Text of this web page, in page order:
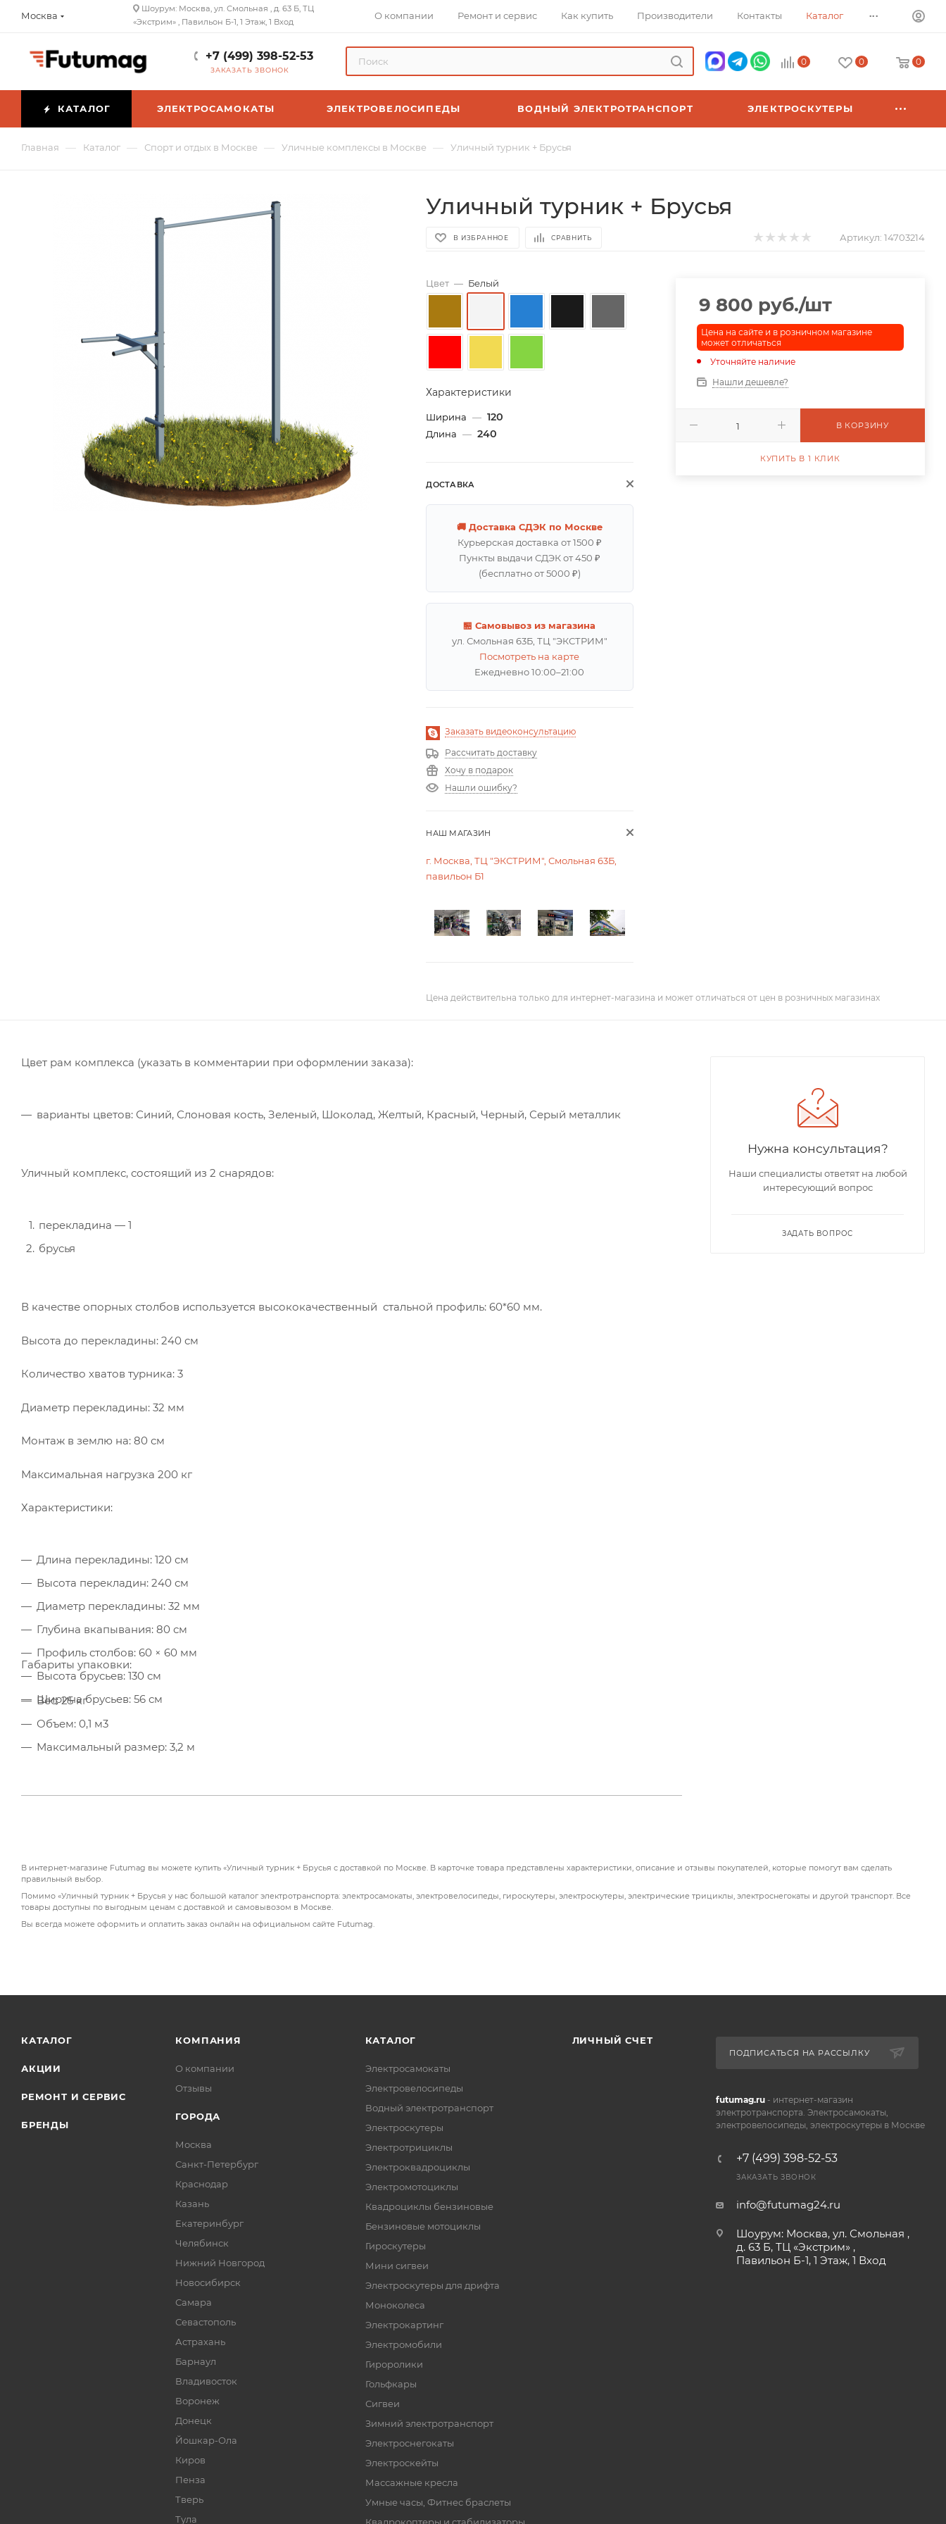
Москва
Шоурум: Москва, ул. Смольная , д. 63 Б, ТЦ
«Экстрим» , Павильон Б-1, 1 Этаж, 1 Вход
О компании Ремонт и сервис Как купить Производители Контакты Каталог ...
+7 (499) 398-52-53
ЗАКАЗАТЬ ЗВОНОК
0 0 0
КАТАЛОГ ЭЛЕКТРОСАМОКАТЫ ЭЛЕКТРОВЕЛОСИПЕДЫ ВОДНЫЙ ЭЛЕКТРОТРАНСПОРТ ЭЛЕКТРОСКУТЕРЫ
Главная — Каталог — Спорт и отдых в Москве — Уличные комплексы в Москве — Уличный турник + Брусья
Уличный турник + Брусья
В ИЗБРАННОЕ СРАВНИТЬ Артикул: 14703214
Цвет — Белый
Характеристики
Ширина — 120
Длина — 240
ДОСТАВКА
🚚 Доставка СДЭК по Москве
Курьерская доставка от 1500 ₽
Пункты выдачи СДЭК от 450 ₽
(бесплатно от 5000 ₽)
🏪 Самовывоз из магазина
ул. Смольная 63Б, ТЦ "ЭКСТРИМ"
Посмотреть на карте
Ежедневно 10:00–21:00
Заказать видеоконсультацию
Рассчитать доставку
Хочу в подарок
Нашли ошибку?
НАШ МАГАЗИН
г. Москва, ТЦ "ЭКСТРИМ", Смольная 63Б,
павильон Б1
9 800 руб./шт
Цена на сайте и в розничном магазине
может отличаться
Уточняйте наличие
Нашли дешевле?
В КОРЗИНУ
КУПИТЬ В 1 КЛИК
Цена действительна только для интернет-магазина и может отличаться от цен в розничных магазинах
Цвет рам комплекса (указать в комментарии при оформлении заказа):
варианты цветов: Синий, Слоновая кость, Зеленый, Шоколад, Желтый, Красный, Черный, Серый металлик
Уличный комплекс, состоящий из 2 снарядов:
перекладина — 1
брусья
В качестве опорных столбов используется высококачественный стальной профиль: 60*60 мм.
Высота до перекладины: 240 см
Количество хватов турника: 3
Диаметр перекладины: 32 мм
Монтаж в землю на: 80 см
Максимальная нагрузка 200 кг
Характеристики:
Длина перекладины: 120 см
Высота перекладин: 240 см
Диаметр перекладины: 32 мм
Глубина вкапывания: 80 см
Профиль столбов: 60 × 60 мм
Высота брусьев: 130 см
Ширина брусьев: 56 см
Габариты упаковки:
Вес: 25 кг
Объем: 0,1 м3
Максимальный размер: 3,2 м
Нужна консультация?
Наши специалисты ответят на любой
интересующий вопрос
ЗАДАТЬ ВОПРОС
В интернет-магазине Futumag вы можете купить «Уличный турник + Брусья с доставкой по Москве. В карточке товара представлены характеристики, описание и отзывы покупателей, которые помогут вам сделать
правильный выбор.
Помимо «Уличный турник + Брусья у нас большой каталог электротранспорта: электросамокаты, электровелосипеды, гироскутеры, электроскутеры, электрические трициклы, электроснегокаты и другой транспорт. Все
товары доступны по выгодным ценам с доставкой и самовывозом в Москве.
Вы всегда можете оформить и оплатить заказ онлайн на официальном сайте Futumag.
КАТАЛОГ
АКЦИИ
РЕМОНТ И СЕРВИС
БРЕНДЫ
КОМПАНИЯ
О компании
Отзывы
ГОРОДА
Москва
Санкт-Петербург
Краснодар
Казань
Екатеринбург
Челябинск
Нижний Новгород
Новосибирск
Самара
Севастополь
Астрахань
Барнаул
Владивосток
Воронеж
Донецк
Йошкар-Ола
Киров
Пенза
Тверь
Тула
КАТАЛОГ
Электросамокаты
Электровелосипеды
Водный электротранспорт
Электроскутеры
Электротрициклы
Электроквадроциклы
Электромотоциклы
Квадроциклы бензиновые
Бензиновые мотоциклы
Гироскутеры
Мини сигвеи
Электроскутеры для дрифта
Моноколеса
Электрокартинг
Электромобили
Гироролики
Гольфкары
Сигвеи
Зимний электротранспорт
Электроснегокаты
Электроскейты
Массажные кресла
Умные часы, Фитнес браслеты
ЛИЧНЫЙ СЧЕТ
ПОДПИСАТЬСЯ НА РАССЫЛКУ
futumag.ru- интернет-магазин
электротранспорта. Электросамокаты,
электровелосипеды, электроскутеры в Москве
+7 (499) 398-52-53
ЗАКАЗАТЬ ЗВОНОК
info@futumag24.ru
Шоурум: Москва, ул. Смольная ,
д. 63 Б, ТЦ «Экстрим» ,
Павильон Б-1, 1 Этаж, 1 Вход